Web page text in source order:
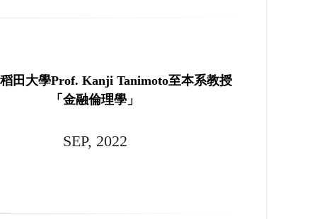
田大學Prof. Kanji Tanimoto至本系教授
「金融倫理學」
SEP, 2022